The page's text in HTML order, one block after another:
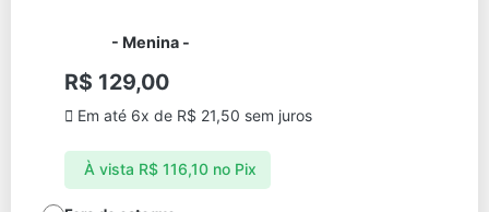
- Menina -
R$ 129,00
Em até 6x de R$ 21,50 sem juros
À vista R$116,10 no Pix